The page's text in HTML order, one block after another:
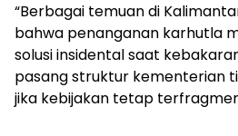
“Berbagai temuan di
bahwa penanganan karhutla
solusi insidental saat
pasang struktur kementerian
jika kebijakan tetap